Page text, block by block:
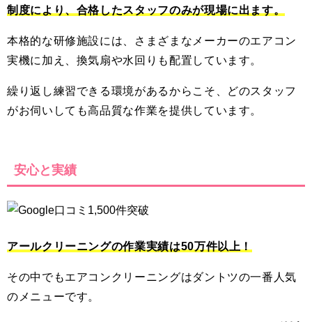
制度により、合格したスタッフのみが現場に出ます。
本格的な研修施設には、さまざまなメーカーのエアコン
実機に加え、換気扇や水回りも配置しています。
繰り返し練習できる環境があるからこそ、どのスタッフ
がお伺いしても高品質な作業を提供しています。
安心と実績
アールクリーニングの作業実績は50万件以上！
その中でもエアコンクリーニングはダントツの一番人気
のメニューです。